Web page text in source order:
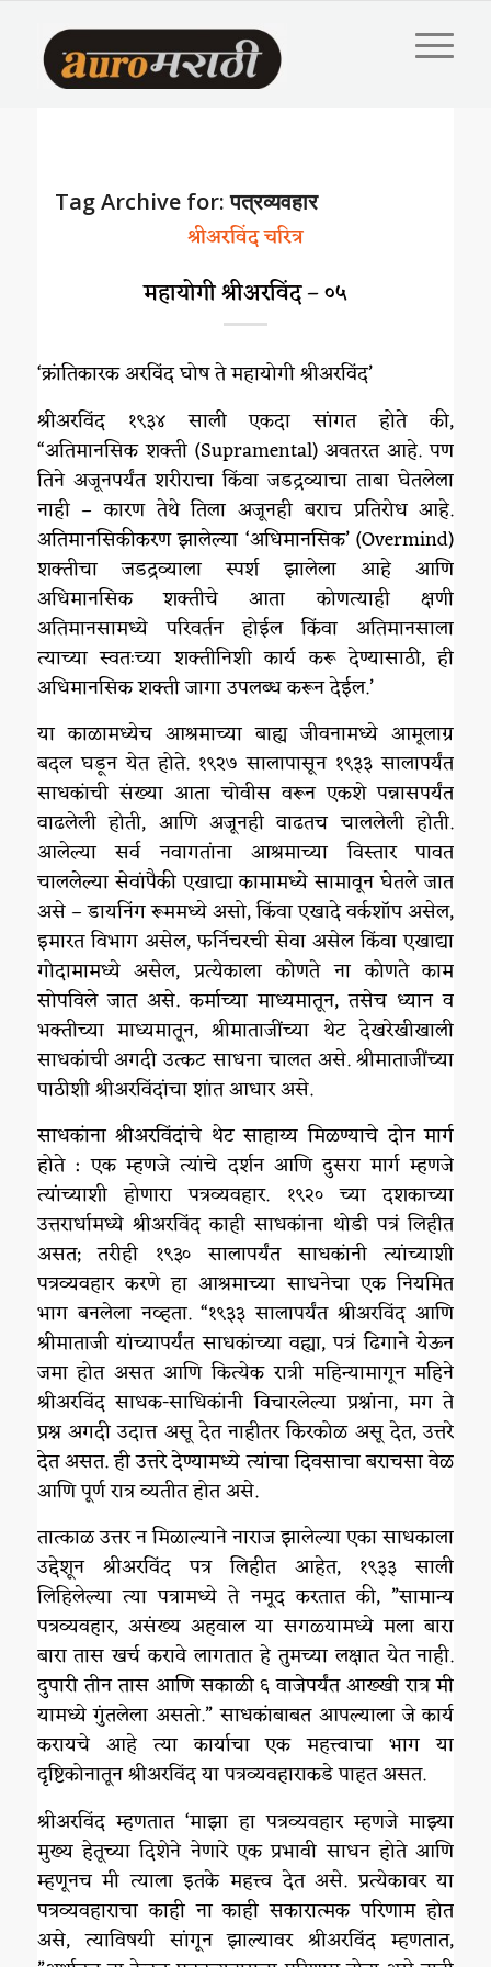
Tag Archive for:पत्रव्यवहार
श्रीअरविंद चरित्र
महायोगी श्रीअरविंद – ०५
‘क्रांतिकारक अरविंद घोष ते महायोगी श्रीअरविंद’
श्रीअरविंद १९३४ साली एकदा सांगत होते की,
“अतिमानसिक शक्ती (Supramental) अवतरत आहे. पण
तिने अजूनपर्यंत शरीराचा किंवा जडद्रव्याचा ताबा घेतलेला
नाही – कारण तेथे तिला अजूनही बराच प्रतिरोध आहे.
अतिमानसिकीकरण झालेल्या ‘अधिमानसिक’ (Overmind)
शक्तीचा जडद्रव्याला स्पर्श झालेला आहे आणि
अधिमानसिक शक्तीचे आता कोणत्याही क्षणी
अतिमानसामध्ये परिवर्तन होईल किंवा अतिमानसाला
त्याच्या स्वतःच्या शक्तीनिशी कार्य करू देण्यासाठी, ही
अधिमानसिक शक्ती जागा उपलब्ध करून देईल.’
या काळामध्येच आश्रमाच्या बाह्य जीवनामध्ये आमूलाग्र
बदल घडून येत होते. १९२७ सालापासून १९३३ सालापर्यंत
साधकांची संख्या आता चोवीस वरून एकशे पन्नासपर्यंत
वाढलेली होती, आणि अजूनही वाढतच चाललेली होती.
आलेल्या सर्व नवागतांना आश्रमाच्या विस्तार पावत
चाललेल्या सेवांपैकी एखाद्या कामामध्ये सामावून घेतले जात
असे – डायनिंग रूममध्ये असो, किंवा एखादे वर्कशॉप असेल,
इमारत विभाग असेल, फर्निचरची सेवा असेल किंवा एखाद्या
गोदामामध्ये असेल, प्रत्येकाला कोणते ना कोणते काम
सोपविले जात असे. कर्माच्या माध्यमातून, तसेच ध्यान व
भक्तीच्या माध्यमातून, श्रीमाताजींच्या थेट देखरेखीखाली
साधकांची अगदी उत्कट साधना चालत असे. श्रीमाताजींच्या
पाठीशी श्रीअरविंदांचा शांत आधार असे.
साधकांना श्रीअरविंदांचे थेट साहाय्य मिळण्याचे दोन मार्ग
होते : एक म्हणजे त्यांचे दर्शन आणि दुसरा मार्ग म्हणजे
त्यांच्याशी होणारा पत्रव्यवहार. १९२० च्या दशकाच्या
उत्तरार्धामध्ये श्रीअरविंद काही साधकांना थोडी पत्रं लिहीत
असत; तरीही १९३० सालापर्यंत साधकांनी त्यांच्याशी
पत्रव्यवहार करणे हा आश्रमाच्या साधनेचा एक नियमित
भाग बनलेला नव्हता. “१९३३ सालापर्यंत श्रीअरविंद आणि
श्रीमाताजी यांच्यापर्यंत साधकांच्या वह्या, पत्रं ढिगाने येऊन
जमा होत असत आणि कित्येक रात्री महिन्यामागून महिने
श्रीअरविंद साधक-साधिकांनी विचारलेल्या प्रश्नांना, मग ते
प्रश्न अगदी उदात्त असू देत नाहीतर किरकोळ असू देत, उत्तरे
देत असत. ही उत्तरे देण्यामध्ये त्यांचा दिवसाचा बराचसा वेळ
आणि पूर्ण रात्र व्यतीत होत असे.
तात्काळ उत्तर न मिळाल्याने नाराज झालेल्या एका साधकाला
उद्देशून श्रीअरविंद पत्र लिहीत आहेत, १९३३ साली
लिहिलेल्या त्या पत्रामध्ये ते नमूद करतात की, ”सामान्य
पत्रव्यवहार, असंख्य अहवाल या सगळ्यामध्ये मला बारा
बारा तास खर्च करावे लागतात हे तुमच्या लक्षात येत नाही.
दुपारी तीन तास आणि सकाळी ६ वाजेपर्यंत आख्खी रात्र मी
यामध्ये गुंतलेला असतो.” साधकांबाबत आपल्याला जे कार्य
करायचे आहे त्या कार्याचा एक महत्त्वाचा भाग या
दृष्टिकोनातून श्रीअरविंद या पत्रव्यवहाराकडे पाहत असत.
श्रीअरविंद म्हणतात ‘माझा हा पत्रव्यवहार म्हणजे माझ्या
मुख्य हेतूच्या दिशेने नेणारे एक प्रभावी साधन होते आणि
म्हणूनच मी त्याला इतके महत्त्व देत असे. प्रत्येकावर या
पत्रव्यवहाराचा काही ना काही सकारात्मक परिणाम होत
असे, त्याविषयी सांगून झाल्यावर श्रीअरविंद म्हणतात,